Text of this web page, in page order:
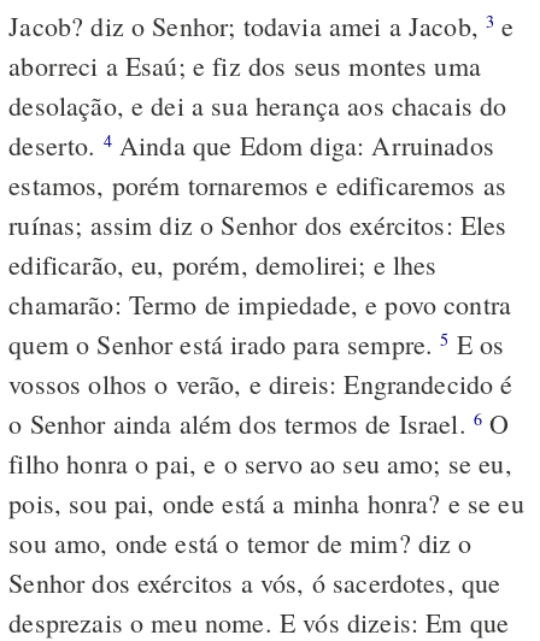
Jacob? diz o Senhor; todavia amei a Jacob,3 e
aborreci a Esaú; e fiz dos seus montes uma
desolação, e dei a sua herança aos chacais do
deserto. 4Ainda que Edom diga: Arruinados
estamos, porém tornaremos e edificaremos as
ruínas; assim diz o Senhor dos exércitos: Eles
edificarão, eu, porém, demolirei; e lhes
chamarão: Termo de impiedade, e povo contra
quem o Senhor está irado para sempre.5 E os
vossos olhos o verão, e direis: Engrandecido é
o Senhor ainda além dos termos de Israel. 6 O
filho honra o pai, e o servo ao seu amo; se eu,
pois, sou pai, onde está a minha honra? e se eu
sou amo, onde está o temor de mim? diz o
Senhor dos exércitos a vós, ó sacerdotes, que
desprezais o meu nome. E vós dizeis: Em que